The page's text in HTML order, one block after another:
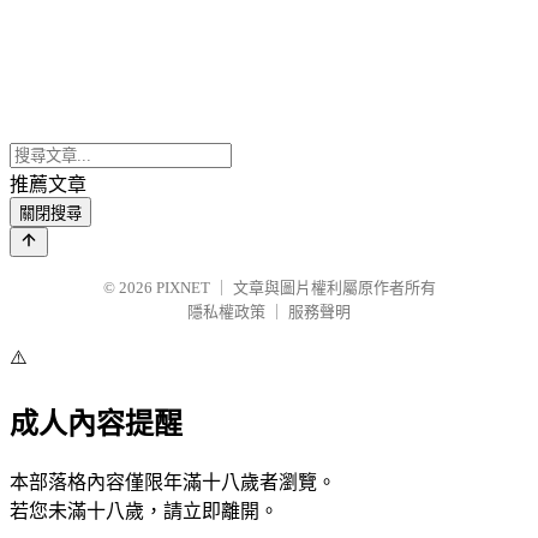
推薦文章
關閉搜尋
© 2026 PIXNET
文章與圖片權利屬原作者所有
隱私權政策
服務聲明
⚠️
成人內容提醒
本部落格內容僅限年滿十八歲者瀏覽。
若您未滿十八歲，請立即離開。